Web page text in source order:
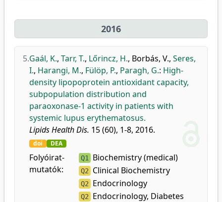
2016
5.Gaál, K., Tarr, T., Lőrincz, H., Borbás, V., Seres,
I., Harangi, M., Fülöp, P., Paragh, G.: High-
density lipopoprotein antioxidant capacity,
subpopulation distribution and
paraoxonase-1 activity in patients with
systemic lupus erythematosus.
Lipids Health Dis. 15 (60), 1-8, 2016.
doi DEA
Folyóirat-
mutatók:
Q1 Biochemistry (medical)
Q2 Clinical Biochemistry
Q2 Endocrinology
Q2
Endocrinology, Diabetes